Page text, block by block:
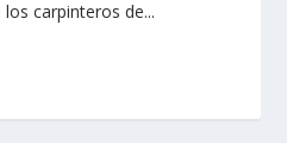
carpinteros de...